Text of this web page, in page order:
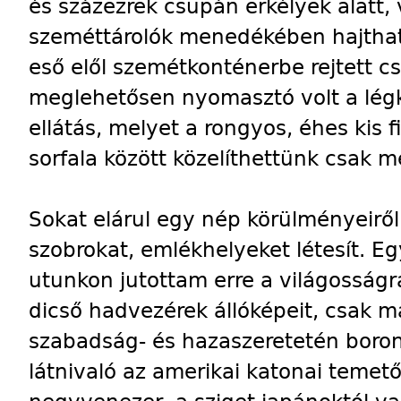
és százezrek csupán erkélyek
szeméttárolók menedékében
eső elől szemétkonténerbe rejtett
meglehetősen nyomasztó volt a
ellátás, melyet a rongyos, éhes kis
sorfala között közelíthettünk csak
Sokat elárul egy nép
szobrokat, emlékhelyeket létesít.
utunkon jutottam erre a
dicső hadvezérek állóképeit, csak
szabadság- és hazaszeretetén
látnivaló az amerikai katonai